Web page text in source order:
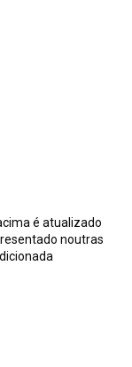
é atualizado
noutras